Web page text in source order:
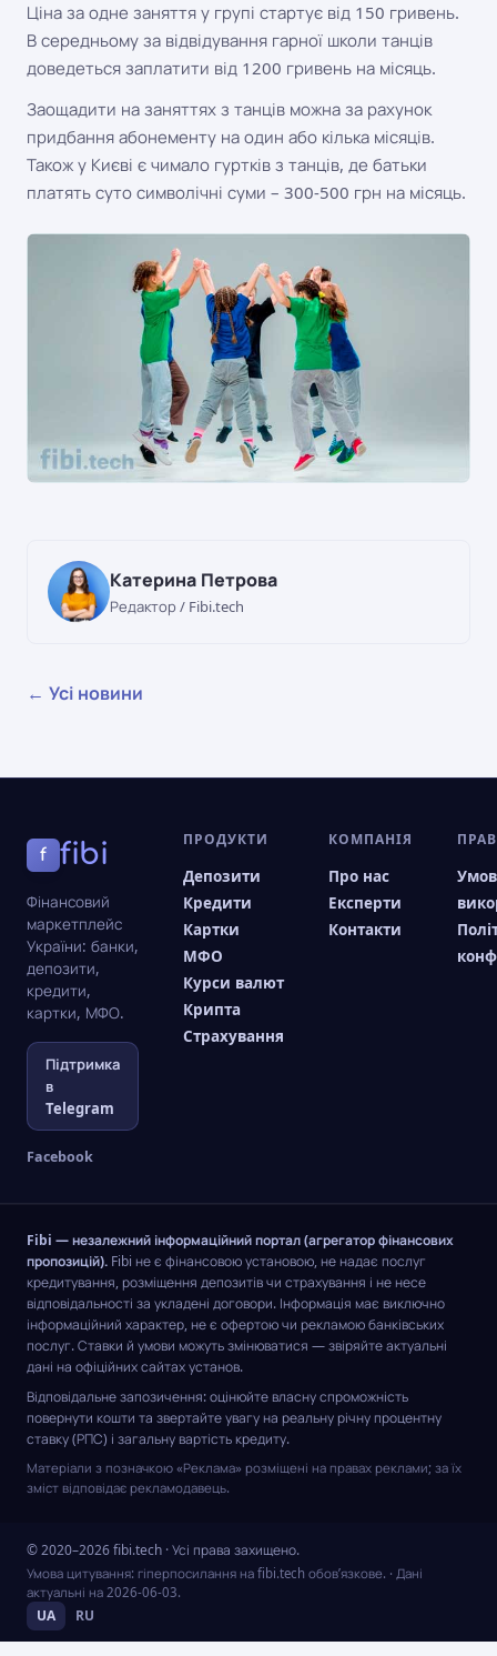
Ціна за одне заняття у групі стартує від 150 гривень.
В середньому за відвідування гарної школи танців
доведеться заплатити від 1200 гривень на місяць.
Заощадити на заняттях з танців можна за рахунок
придбання абонементу на один або кілька місяців.
Також у Києві є чимало гуртків з танців, де батьки
платять суто символічні суми – 300-500 грн на місяць.
Катерина Петрова
Редактор / Fibi.tech
← Усі новини
f fibi
Фінансовий
маркетплейс
України: банки,
депозити,
кредити,
картки, МФО.
Підтримка
в
Telegram
Facebook
ПРОДУКТИ
Депозити
Кредити
Картки
МФО
Курси валют
Крипта
Страхування
КОМПАНІЯ
Про нас
Експерти
Контакти
Fibi — незалежний інформаційний портал (агрегатор фінансових
пропозицій). Fibi не є фінансовою установою, не надає послуг
кредитування, розміщення депозитів чи страхування і не несе
відповідальності за укладені договори. Інформація має виключно
інформаційний характер, не є офертою чи рекламою банківських
послуг. Ставки й умови можуть змінюватися — звіряйте актуальні
дані на офіційних сайтах установ.
Відповідальне запозичення: оцінюйте власну спроможність
повернути кошти та звертайте увагу на реальну річну процентну
ставку (РПС) і загальну вартість кредиту.
Матеріали з позначкою «Реклама» розміщені на правах реклами; за їх
зміст відповідає рекламодавець.
© 2020–2026 fibi.tech · Усі права захищено.
Умова цитування: гіперпосилання на fibi.tech обов’язкове. · Дані
актуальні на 2026-06-03.
UA RU